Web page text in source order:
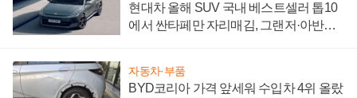
현대차 올해 SUV 국내 베스트셀러 톱10
에서 싼타페만 자리매김, 그랜저·아반떼
자동차·부품
BYD코리아 가격 앞세워 수입차 4위 올랐